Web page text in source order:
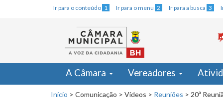
Ir para o conteúdo 1 Ir para o menu 2 Ir para a busca 3
A Câmara Vereadores
Início > Comunicação > Vídeos > Reuniões > 20ª